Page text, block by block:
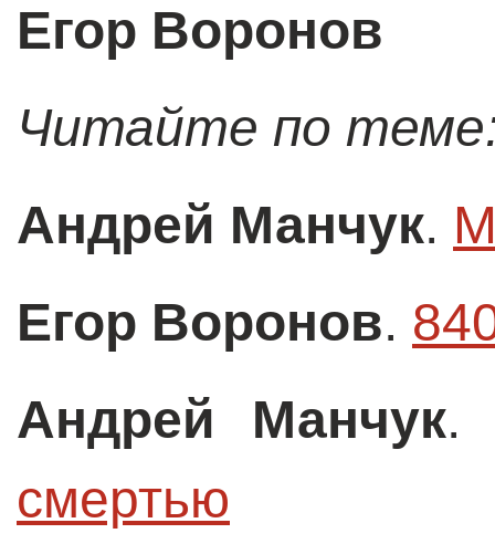
Егор Воронов
Читайте по
Андрей Манчук.
Егор Воронов.
Андрей Манчук
смертью